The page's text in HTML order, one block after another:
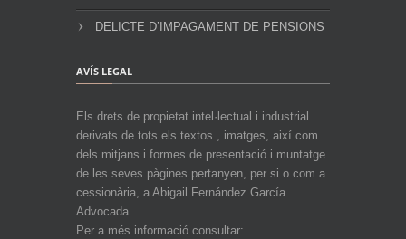
DELICTE D’IMPAGAMENT DE PENSIONS
AVÍS LEGAL
Els drets de propietat intel·lectual i industrial
derivats de tots els textos , imatges, així com
dels mitjans i formes de presentació i muntatge
de les seves pàgines pertanyen, per si o com a
cessionària, a Abigail Fernández García
Advocada.
Per a més informació consultar: